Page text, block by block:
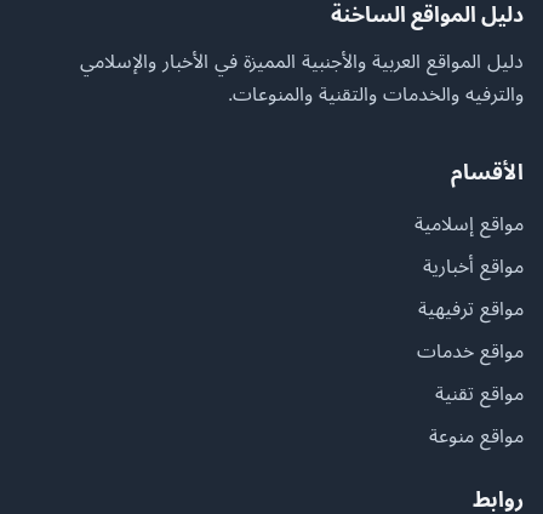
دليل المواقع الساخنة
دليل المواقع العربية والأجنبية المميزة في الأخبار والإسلامي
والترفيه والخدمات والتقنية والمنوعات.
الأقسام
مواقع إسلامية
مواقع أخبارية
مواقع ترفيهية
مواقع خدمات
مواقع تقنية
مواقع منوعة
روابط